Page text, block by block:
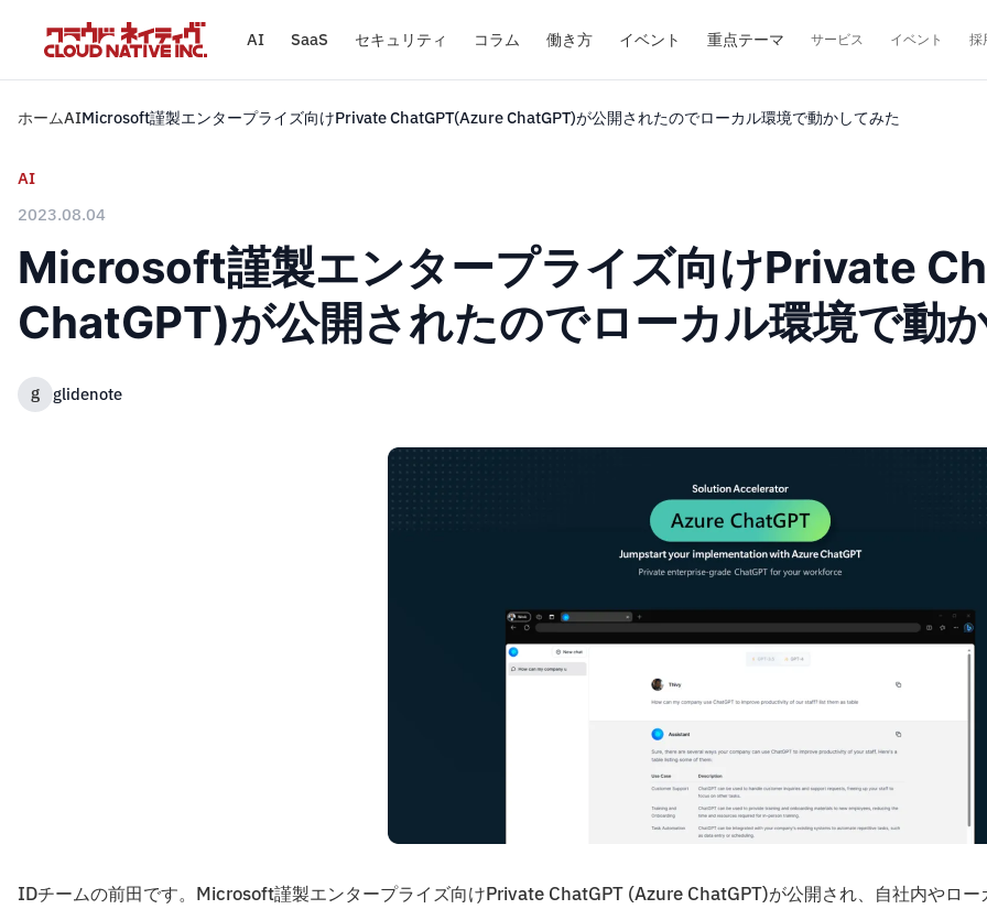
AI SaaS セキュリティ コラム 働き方 イベント 重点テーマ サービス イベント 採
ホームAIMicrosoft謹製エンタープライズ向けPrivate ChatGPT(Azure ChatGPT)が公開されたのでローカル環境で動かしてみた
AI
2023.08.04
Microsoft謹製エンタープライズ向けPrivate
ChatGPT)が公開されたのでローカル環境で動
g glidenote
IDチームの前田です。Microsoft謹製エンタープライズ向けPrivate ChatGPT (Azure ChatGPT)が公開され、自社内やロー